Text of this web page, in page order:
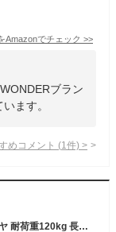
Amazonでチェック >>
ブラン
ます。
めコメント (1 件) >
Domiloky キャリーワゴン ブレーキ付き 大型タイヤ 耐荷重120kg 長物対応 キャンプワゴン 140L大容量 折り畳み 運動会 ビーチ 釣り BBQ レジャー キャンプ用品 荷物運び アウトドアワゴン